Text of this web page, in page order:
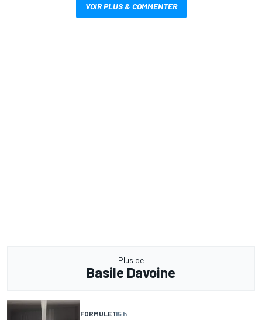
VOIR PLUS & COMMENTER
Plus de
Basile Davoine
FORMULE 115 h